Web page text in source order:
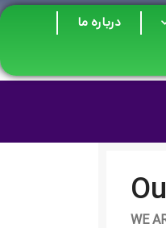
درباره ما
WE